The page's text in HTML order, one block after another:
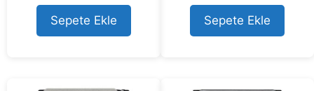
t
o
f
5
Sepete Ekle
u
t
o
f
Sepete Ekle